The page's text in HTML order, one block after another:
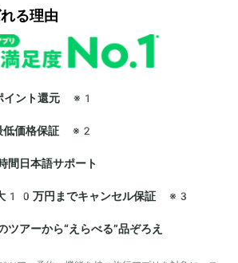
る理由
イント還元 ※1
低価格保証 ※2
日本語サポート
10万円までキャンセル保証 ※3
アーから“えらべる”品ぞろえ